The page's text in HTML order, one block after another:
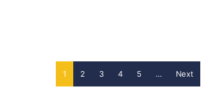
1 2 3 4 5 … Next